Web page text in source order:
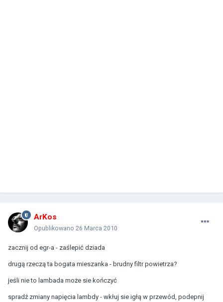
ArKos
Opublikowano 26 Marca 2010
zacznij od egr-a - zaślepić dziada
drugą rzeczą ta bogata mieszanka - brudny filtr powietrza?
jeśli nie to lambada może sie kończyć
spradź zmiany napięcia lambdy - wkłuj sie igłą w przewód, podepnij